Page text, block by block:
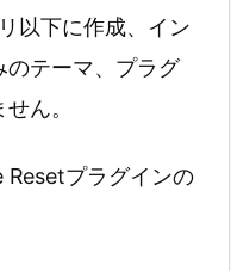
以下に作成、イン
のテーマ、プラグ
ん。
Resetプラグインの